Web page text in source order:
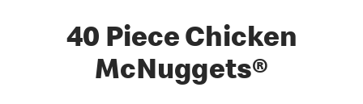
40 Piece Chicken
McNuggets®